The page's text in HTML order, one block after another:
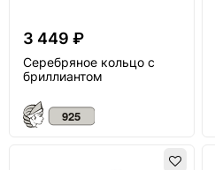
3 449 ₽
Серебряное кольцо с
бриллиантом